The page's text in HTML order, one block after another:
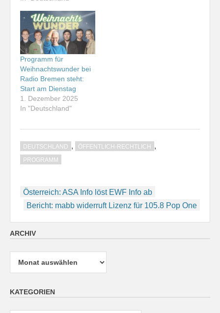
Programm für
Weihnachtswunder bei
Radio Bremen steht:
Start am Dienstag
1. Dezember 2025
In "Deutschland"
DEUTSCHLAND , ÖFFENTLICH-RECHTLICH ,
PROGRAMM
Beitragsnavigation
Österreich: ASA Info löst EWF Info ab
Bericht: mabb widerruft Lizenz für 105.8 Pop One
ARCHIV
Archiv
KATEGORIEN